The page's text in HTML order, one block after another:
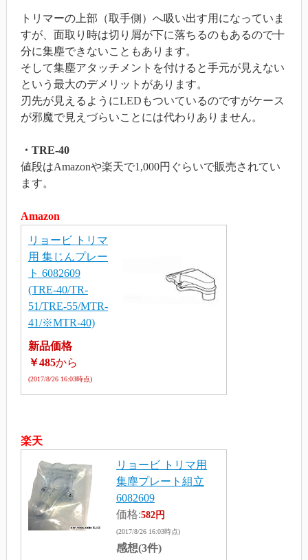
トリマーの上部（取手側）へ吸い出す用になっていま
すが、面取り時は切り屑が下に落ちるのもあるので十
分に集塵できないこともあります。
そして集塵アタッチメントを付けると手元が見えない
という最大のデメリットがあります。
刃先が見えるようにLEDもついているのですがケース
が邪魔で見えづらいことには代わりありません。
・TRE-40
値段はAmazonや楽天で1,000円ぐらいで販売されてい
ます。
Amazon
リョービ トリマ
用 集じんプレー
ト 6082609
(TRE-40/TR-
51/TRE-55/MTR-
41/※MTR-40)
新品価格
￥485から
(2017/8/26 16:03時点)
楽天
リョービ トリマ用
集塵プレート組立
6082609
価格:582円
(2017/8/26 16:03時点)
感想(3件)